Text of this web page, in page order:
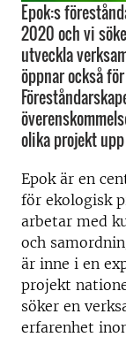
Epok:s
2020 och vi
utveckla
öppnar också
olika projekt
Epok är en
för ekologisk
arbetar med
och
är inne i en
projekt
söker en
erfarenhet